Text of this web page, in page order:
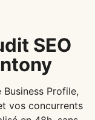
SEO
Profile,
vos concurrents